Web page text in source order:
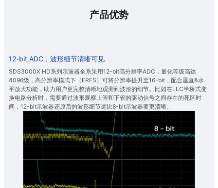
产品优势
12-bit ADC，波形细节清晰可见
SDS3000X HD系列示波器全系采用12-bit高分辨率ADC，量化等级高达
4096级，高分辨率模式下（ERES）可将分辨率提升至16-bit，配合垂直&水
平放大功能，助力用户更完整清晰地观测到波形的细节。比如在LLC半桥式变
换电路分析时，需要通过波形观察上管和下管的驱动信号之间存在的死区时
间，12-bit示波器还原后的波形细节远比8-bit示波器要更清晰。